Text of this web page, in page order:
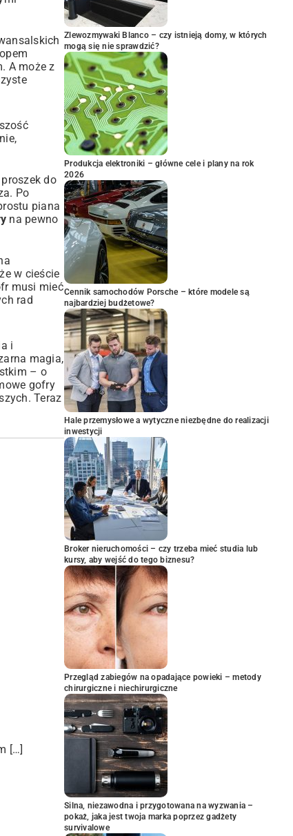
A może z
do
Po
piana
na pewno
w cieście
musi mieć
rad
i
magia,
– o
gofry
Teraz
[…]
Zlewozmywaki Blanco – czy istnieją domy, w których
mogą się nie sprawdzić?
Produkcja elektroniki – główne cele i plany na rok
2026
Cennik samochodów Porsche – które modele są
najbardziej budżetowe?
Hale przemysłowe a wytyczne niezbędne do realizacji
inwestycji
Broker nieruchomości – czy trzeba mieć studia lub
kursy, aby wejść do tego biznesu?
Przegląd zabiegów na opadające powieki – metody
chirurgiczne i niechirurgiczne
Silna, niezawodna i przygotowana na wyzwania –
pokaż, jaka jest twoja marka poprzez gadżety
survivalowe